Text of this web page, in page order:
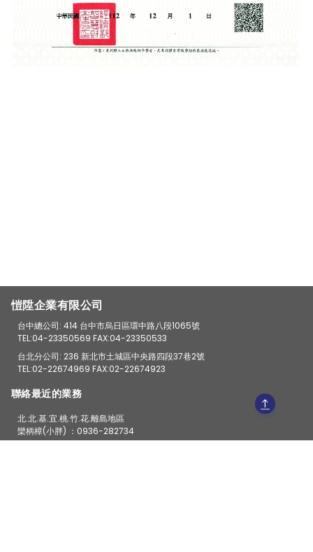
愷陞企業有限公司
台中總公司: 414 台中市烏日區環中路八段1065號
TEL:04-23350569 FAX:04-23350533
台北分公司: 236 新北市土城區中央路四段37巷2號
TEL:02-22674969 FAX:02-22674923
聯絡最近的業務
北.北.基.宜.桃.竹.花.離島地區
欒柄樟(小胖) ：0936-282734
Line ：0936282734